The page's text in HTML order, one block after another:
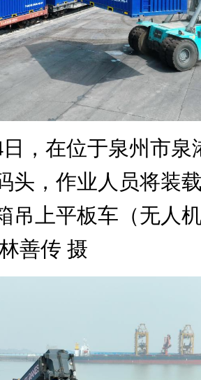
在位于泉州市泉
头，作业人员将装
吊上平板车（无人
善传 摄